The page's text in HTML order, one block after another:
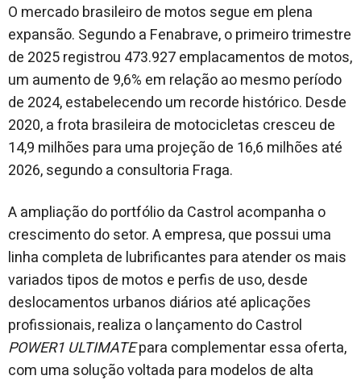
O mercado brasileiro de motos segue em plena
expansão. Segundo a Fenabrave, o primeiro trimestre
de 2025 registrou 473.927 emplacamentos de motos,
um aumento de 9,6% em relação ao mesmo período
de 2024, estabelecendo um recorde histórico. Desde
2020, a frota brasileira de motocicletas cresceu de
14,9 milhões para uma projeção de 16,6 milhões até
2026, segundo a consultoria Fraga.
A ampliação do portfólio da Castrol acompanha o
crescimento do setor. A empresa, que possui uma
linha completa de lubrificantes para atender os mais
variados tipos de motos e perfis de uso, desde
deslocamentos urbanos diários até aplicações
profissionais, realiza o lançamento do Castrol
POWER1 ULTIMATEpara complementar essa oferta,
com uma solução voltada para modelos de alta